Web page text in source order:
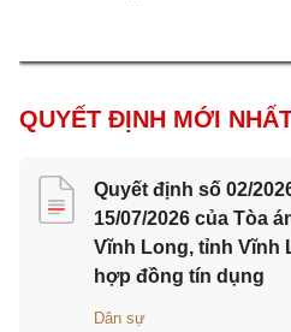
QUYẾT ĐỊNH MỚI
Quyết định số 02/
15/07/2026 của Tòa
Vĩnh Long, tỉnh Vĩnh
hợp đồng tín dụng
Dân sự